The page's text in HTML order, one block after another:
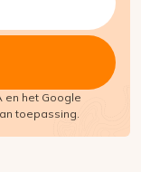
en het Google
toepassing.